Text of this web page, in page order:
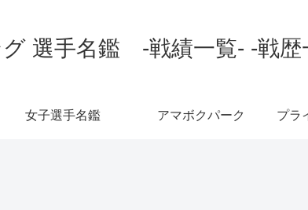
選手名鑑 -戦績一覧- -戦歴
女子選手名鑑 アマボクパーク プラ